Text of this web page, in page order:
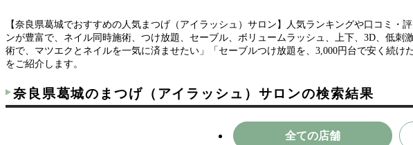
【奈良県葛城でおすすめの人気まつげ（アイラッシュ）サロン】人気ランキングや口コミ
ンが豊富で、ネイル同時施術、つけ放題、セーブル、ボリュームラッシュ、上下、3D、低
術で、マツエクとネイルを一気に済ませたい」「セーブルつけ放題を、3,000円台で安く続
をご紹介します。
奈良県葛城のまつげ（アイラッシュ）サロンの検索結果
全ての店舗